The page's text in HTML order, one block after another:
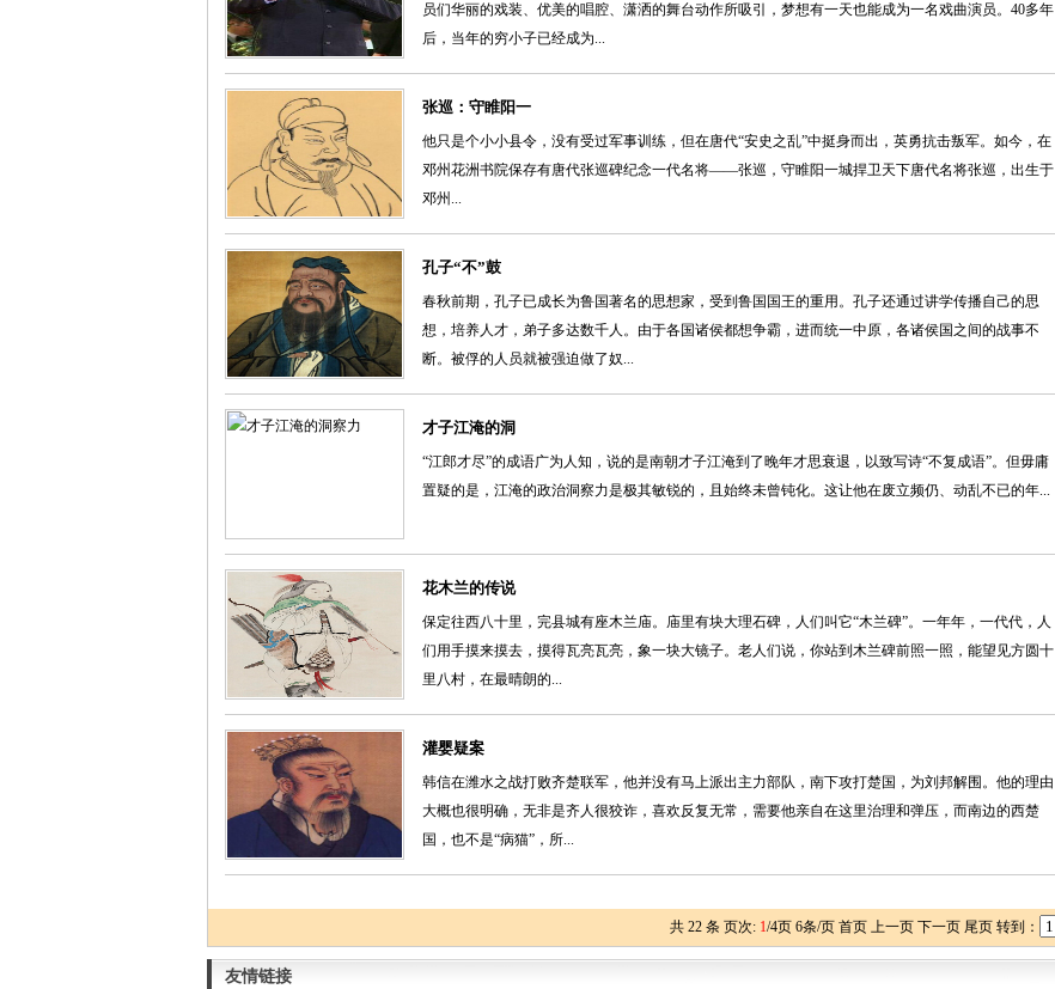
员们华丽的戏装、优美的唱腔、潇洒的舞台动作所吸引，梦想有一天也能成为一名戏曲演员。40多年
后，当年的穷小子已经成为...
张巡：守睢阳一
他只是个小小县令，没有受过军事训练，但在唐代“安史之乱”中挺身而出，英勇抗击叛军。如今，在
邓州花洲书院保存有唐代张巡碑纪念一代名将——张巡，守睢阳一城捍卫天下唐代名将张巡，出生于
邓州...
孔子“不”鼓
春秋前期，孔子已成长为鲁国著名的思想家，受到鲁国国王的重用。孔子还通过讲学传播自己的思
想，培养人才，弟子多达数千人。由于各国诸侯都想争霸，进而统一中原，各诸侯国之间的战事不
断。被俘的人员就被强迫做了奴...
才子江淹的洞
“江郎才尽”的成语广为人知，说的是南朝才子江淹到了晚年才思衰退，以致写诗“不复成语”。但毋庸
置疑的是，江淹的政治洞察力是极其敏锐的，且始终未曾钝化。这让他在废立频仍、动乱不已的年...
花木兰的传说
保定往西八十里，完县城有座木兰庙。庙里有块大理石碑，人们叫它“木兰碑”。一年年，一代代，人
们用手摸来摸去，摸得瓦亮瓦亮，象一块大镜子。老人们说，你站到木兰碑前照一照，能望见方圆十
里八村，在最晴朗的...
灌婴疑案
韩信在潍水之战打败齐楚联军，他并没有马上派出主力部队，南下攻打楚国，为刘邦解围。他的理由
大概也很明确，无非是齐人很狡诈，喜欢反复无常，需要他亲自在这里治理和弹压，而南边的西楚
国，也不是“病猫”，所...
共 22 条 页次: 1/4页 6条/页 首页 上一页 下一页 尾页 转到：
友情链接